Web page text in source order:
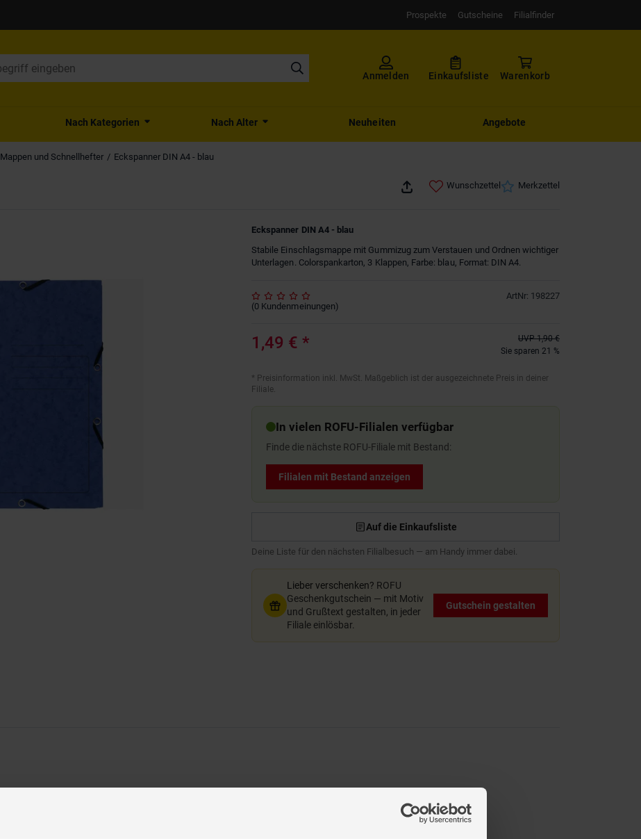
Prospekte Gutscheine Filialfinder
Anmelden Einkaufsliste Warenkorb
Nach Kategorien Nach Alter Neuheiten Angebote
Mappen und Schnellhefter Eckspanner DIN A4 - blau
Wunschzettel Merkzettel
Eckspanner DIN A4 - blau
Stabile Einschlagsmappe mit Gummizug zum Verstauen und Ordnen wichtiger
Unterlagen. Colorspankarton, 3 Klappen, Farbe: blau, Format: DIN A4.
ArtNr: 198227
(0 Kundenmeinungen)
1,49 € * UVP 1,90 €
Sie sparen 21 %
* Preisinformation inkl. MwSt. Maßgeblich ist der ausgezeichnete Preis in deiner
Filiale.
In vielen ROFU-Filialen verfügbar
Finde die nächste ROFU-Filiale mit Bestand:
Filialen mit Bestand anzeigen
Auf die Einkaufsliste
Deine Liste für den nächsten Filialbesuch — am Handy immer dabei.
Lieber verschenken? ROFU
Geschenkgutschein — mit Motiv
und Grußtext gestalten, in jeder
Filiale einlösbar.
Gutschein gestalten